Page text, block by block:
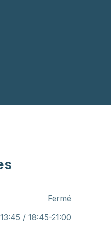
Fermé
/ 18:45-21:00